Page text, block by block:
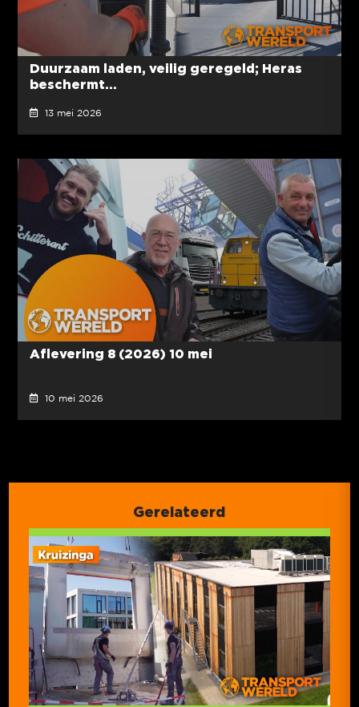
Duurzaam laden, veilig geregeld; Heras
beschermt...
13 mei 2026
Aflevering 8 (2026) 10 mei
10 mei 2026
Gerelateerd